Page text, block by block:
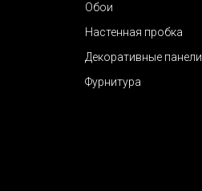
Обои
Настенная пробка
Декоративные панели
Фурнитура